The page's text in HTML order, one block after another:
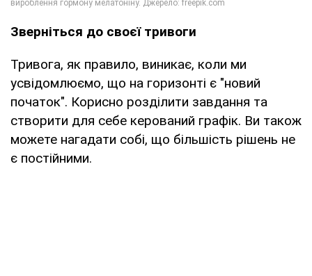
Зверніться до своєї тривоги
Тривога, як правило, виникає, коли ми
усвідомлюємо, що на горизонті є "новий
початок". Корисно розділити завдання та
створити для себе керований графік. Ви також
можете нагадати собі, що більшість рішень не
є постійними.